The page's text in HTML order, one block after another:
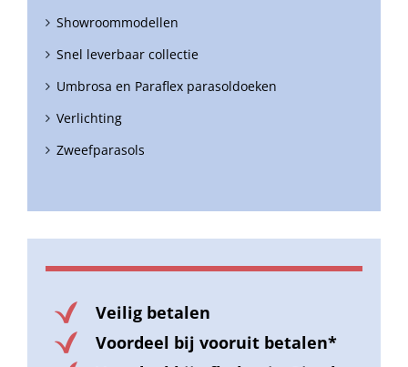
Showroommodellen
Snel leverbaar collectie
Umbrosa en Paraflex parasoldoeken
Verlichting
Zweefparasols
Veilig betalen
Voordeel bij vooruit betalen*